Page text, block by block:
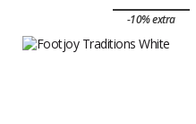
-10% extra